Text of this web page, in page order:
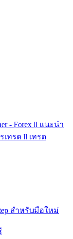
- Forex ll แนะนำ
เทรด ll เทรด
สำหรับมือใหม่